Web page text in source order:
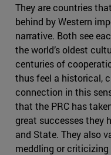
They are countries
behind by Western
narrative. Both see
the world’s oldest
centuries of
thus feel a historical,
connection in this
that the PRC has
great successes they
and State. They also
meddling or